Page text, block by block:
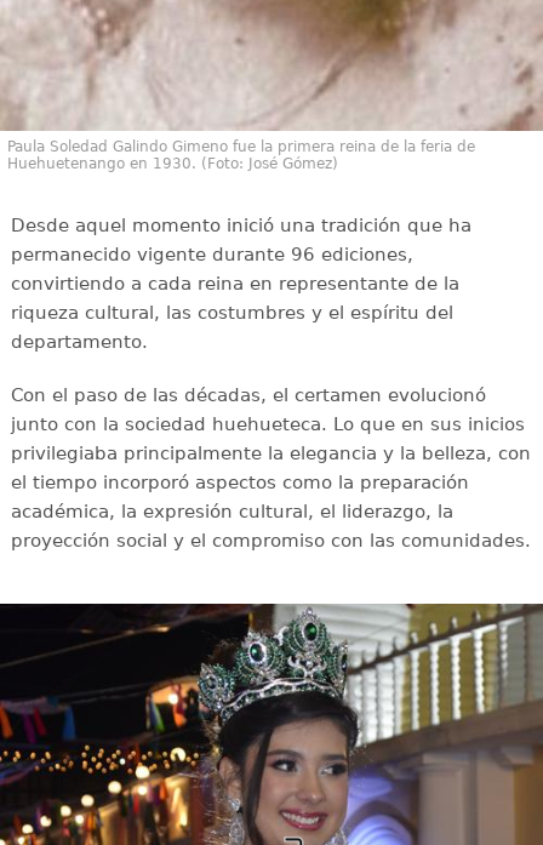
Paula Soledad Galindo Gimeno fue la primera reina de la feria de
Huehuetenango en 1930. (Foto: José Gómez)
Desde aquel momento inició una tradición que ha
permanecido vigente durante 96 ediciones,
convirtiendo a cada reina en representante de la
riqueza cultural, las costumbres y el espíritu del
departamento.
Con el paso de las décadas, el certamen evolucionó
junto con la sociedad huehueteca. Lo que en sus inicios
privilegiaba principalmente la elegancia y la belleza, con
el tiempo incorporó aspectos como la preparación
académica, la expresión cultural, el liderazgo, la
proyección social y el compromiso con las comunidades.